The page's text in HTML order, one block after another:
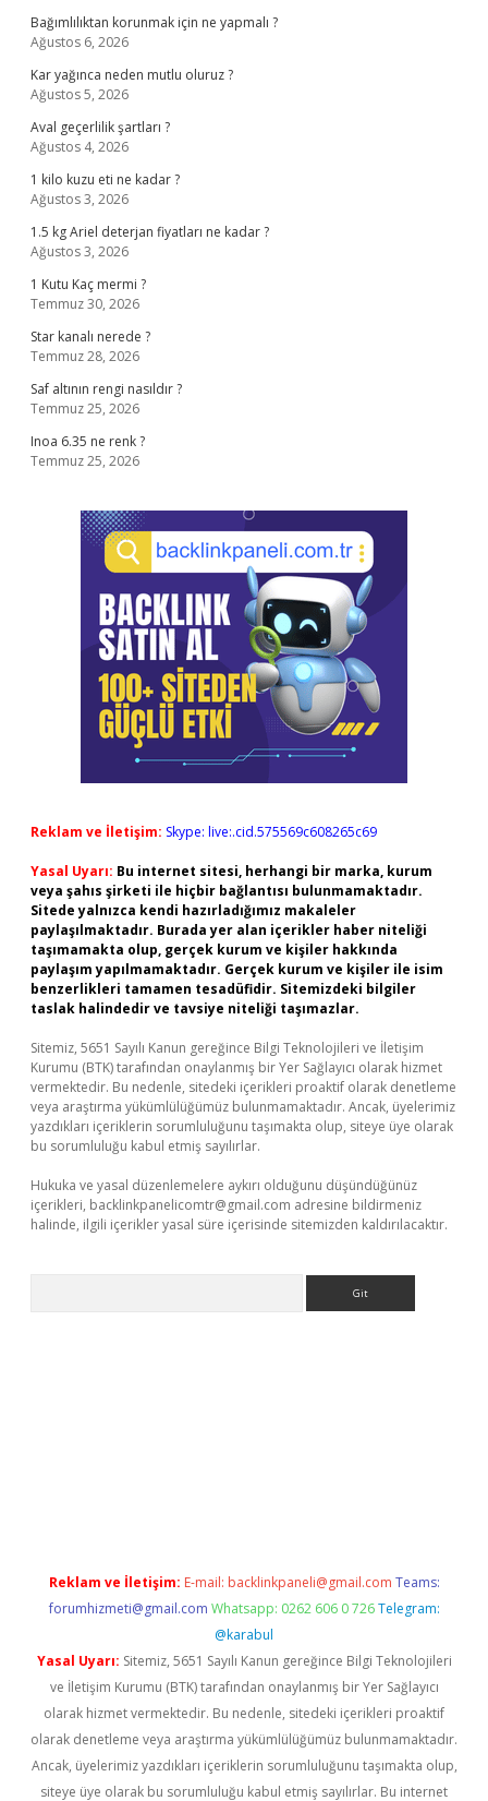
Bağımlılıktan korunmak için ne yapmalı ?
Ağustos 6, 2026
Kar yağınca neden mutlu oluruz ?
Ağustos 5, 2026
Aval geçerlilik şartları ?
Ağustos 4, 2026
1 kilo kuzu eti ne kadar ?
Ağustos 3, 2026
1.5 kg Ariel deterjan fiyatları ne kadar ?
Ağustos 3, 2026
1 Kutu Kaç mermi ?
Temmuz 30, 2026
Star kanalı nerede ?
Temmuz 28, 2026
Saf altının rengi nasıldır ?
Temmuz 25, 2026
Inoa 6.35 ne renk ?
Temmuz 25, 2026
Reklam ve İletişim: Skype: live:.cid.575569c608265c69
Yasal Uyarı: Bu internet sitesi, herhangi bir marka, kurum
veya şahıs şirketi ile hiçbir bağlantısı bulunmamaktadır.
Sitede yalnızca kendi hazırladığımız makaleler
paylaşılmaktadır. Burada yer alan içerikler haber niteliği
taşımamakta olup, gerçek kurum ve kişiler hakkında
paylaşım yapılmamaktadır. Gerçek kurum ve kişiler ile isim
benzerlikleri tamamen tesadüfidir. Sitemizdeki bilgiler
taslak halindedir ve tavsiye niteliği taşımazlar.
Sitemiz, 5651 Sayılı Kanun gereğince Bilgi Teknolojileri ve İletişim
Kurumu (BTK) tarafından onaylanmış bir Yer Sağlayıcı olarak hizmet
vermektedir. Bu nedenle, sitedeki içerikleri proaktif olarak denetleme
veya araştırma yükümlülüğümüz bulunmamaktadır. Ancak, üyelerimiz
yazdıkları içeriklerin sorumluluğunu taşımakta olup, siteye üye olarak
bu sorumluluğu kabul etmiş sayılırlar.
Hukuka ve yasal düzenlemelere aykırı olduğunu düşündüğünüz
içerikleri, backlinkpanelicomtr@gmail.com adresine bildirmeniz
halinde, ilgili içerikler yasal süre içerisinde sitemizden kaldırılacaktır.
Reklam ve İletişim: E-mail: backlinkpaneli@gmail.com Teams:
forumhizmeti@gmail.com Whatsapp: 0262 606 0 726 Telegram:
@karabul
Yasal Uyarı: Sitemiz, 5651 Sayılı Kanun gereğince Bilgi Teknolojileri
ve İletişim Kurumu (BTK) tarafından onaylanmış bir Yer Sağlayıcı
olarak hizmet vermektedir. Bu nedenle, sitedeki içerikleri proaktif
olarak denetleme veya araştırma yükümlülüğümüz bulunmamaktadır.
Ancak, üyelerimiz yazdıkları içeriklerin sorumluluğunu taşımakta olup,
siteye üye olarak bu sorumluluğu kabul etmiş sayılırlar. Bu internet